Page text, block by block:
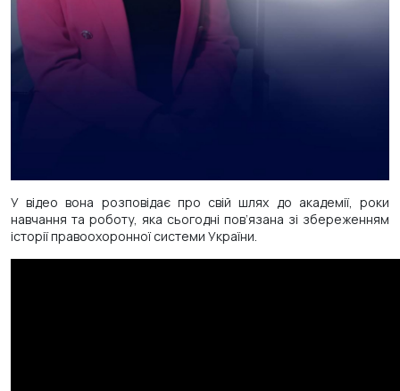
У відео вона розповідає про свій шлях до академії, роки
навчання та роботу, яка сьогодні пов’язана зі збереженням
історії правоохоронної системи України.